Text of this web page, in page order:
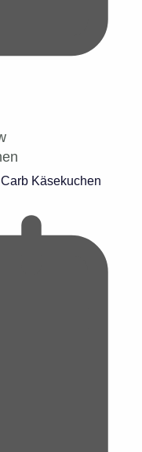
Käsekuchen